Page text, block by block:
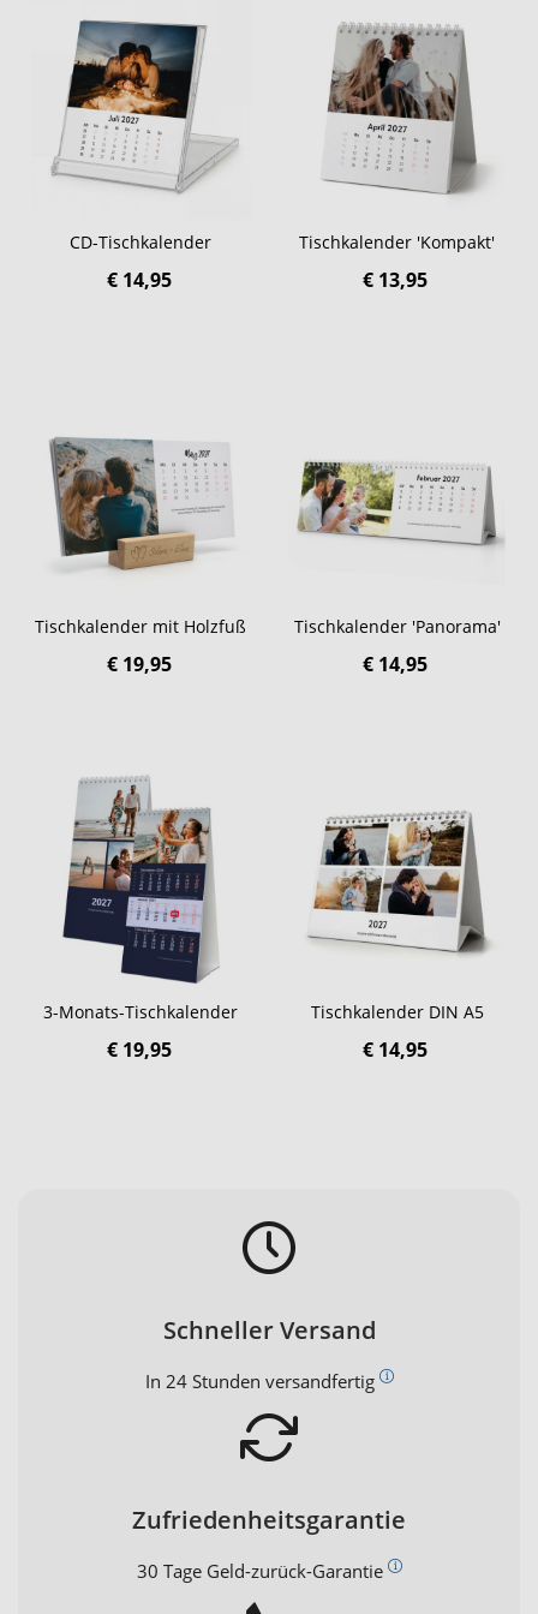
CD-Tischkalender
€ 14,95
Tischkalender 'Kompakt'
€ 13,95
Tischkalender mit Holzfuß
€ 19,95
Tischkalender 'Panorama'
€ 14,95
3-Monats-Tischkalender
€ 19,95
Tischkalender DIN A5
€ 14,95
Schneller Versand
In 24 Stunden versandfertig
Zufriedenheitsgarantie
30 Tage Geld-zurück-Garantie